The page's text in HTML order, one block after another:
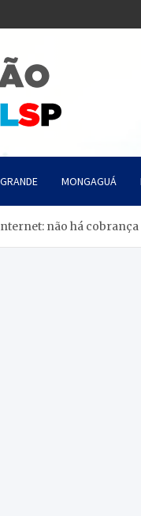
MONGAGUÁ
não há